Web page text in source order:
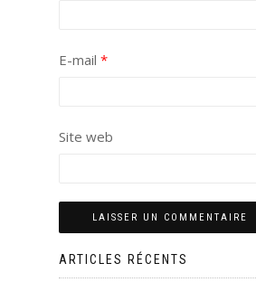
E-mail *
Site web
ARTICLES RÉCENTS